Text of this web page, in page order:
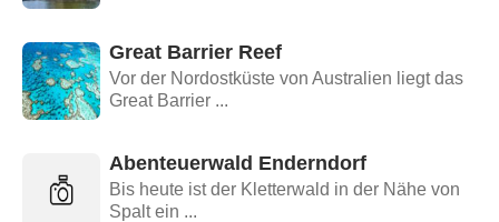
Great Barrier Reef
Vor der Nordostküste von Australien liegt das
Great Barrier ...
Abenteuerwald Enderndorf
Bis heute ist der Kletterwald in der Nähe von
Spalt ein ...